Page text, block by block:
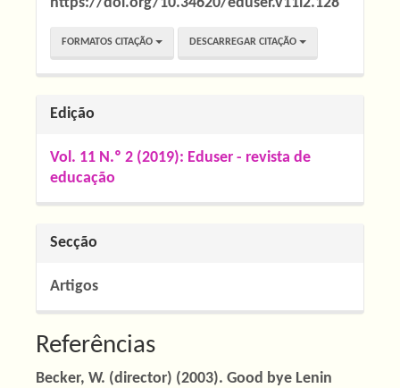
FORMATOS CITAÇÃO DESCARREGAR CITAÇÃO
Edição
Vol. 11 N.º 2 (2019): Eduser - revista de
educação
Secção
Artigos
Referências
Becker, W. (director) (2003). Good bye Lenin